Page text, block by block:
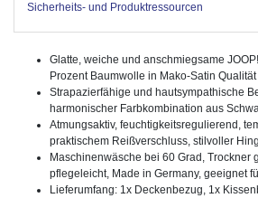
Sicherheits- und Produktressourcen
Glatte, weiche und anschmiegsame
Prozent Baumwolle in Mako-Satin
Strapazierfähige und hautsympathische
harmonischer Farbkombination aus
Atmungsaktiv, feuchtigkeitsregulierend,
praktischem Reißverschluss, stilvoller
Maschinenwäsche bei 60 Grad, Trockner
pflegeleicht, Made in Germany, geeignet
Lieferumfang: 1x Deckenbezug, 1x